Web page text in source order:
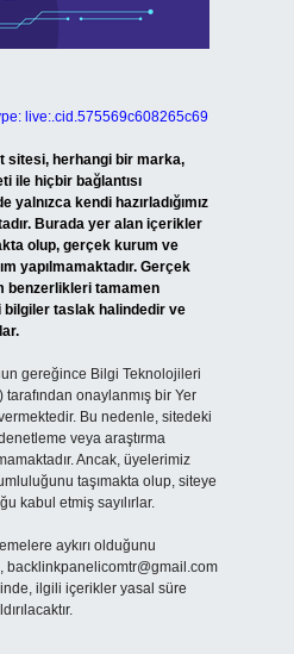
live:.cid.575569c608265c69
sitesi, herhangi bir marka,
ile hiçbir bağlantısı
yalnızca kendi hazırladığımız
Burada yer alan içerikler
olup, gerçek kurum ve
yapılmamaktadır. Gerçek
benzerlikleri tamamen
taslak halindedir ve
gereğince Bilgi Teknolojileri
onaylanmış bir Yer
Bu nedenle, sitedeki
veya araştırma
Ancak, üyelerimiz
taşımakta olup, siteye
kabul etmiş sayılırlar.
aykırı olduğunu
backlinkpanelicomtr@gmail.com
ilgili içerikler yasal süre